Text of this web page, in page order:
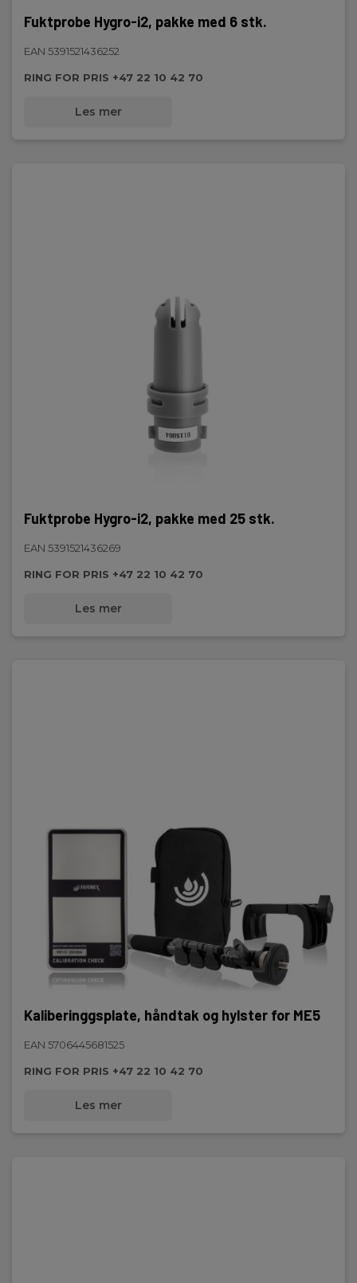
Fuktprobe Hygro-i2, pakke med 6 stk.
EAN 5391521436252
RING FOR PRIS +47 22 10 42 70
Les mer
Fuktprobe Hygro-i2, pakke med 25 stk.
EAN 5391521436269
RING FOR PRIS +47 22 10 42 70
Les mer
Kaliberinggsplate, håndtak og hylster for ME5
EAN 5706445681525
RING FOR PRIS +47 22 10 42 70
Les mer